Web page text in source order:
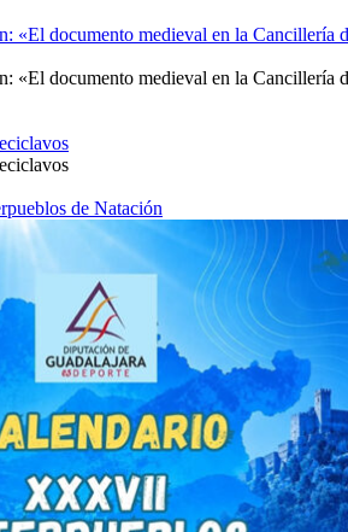
«El documento medieval en la Cancillería
«El documento medieval en la Cancillería
de Natación